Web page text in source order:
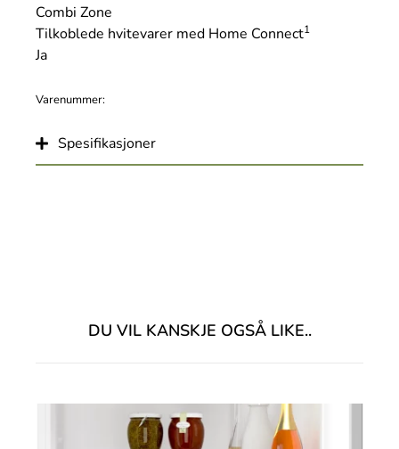
Combi Zone
Tilkoblede hvitevarer med Home Connect1
Ja
Varenummer:
Spesifikasjoner
DU VIL KANSKJE OGSÅ LIKE..